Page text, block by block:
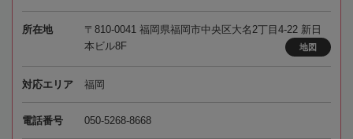
所在地
〒810-0041 福岡県福岡市中央区大名2丁目4-22 新日
本ビル8F
地図
対応エリア 福岡
電話番号 050-5268-8668